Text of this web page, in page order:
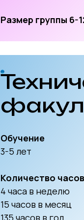
Размер группы 6-
Обучение
3-5 лет
Количество часов
4 часа в неделю
15 часов в месяц
135 часов в год